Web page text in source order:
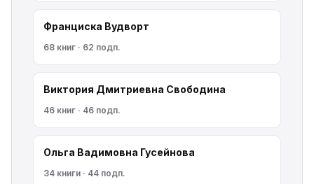
Франциска Вудворт
68 книг · 62 подп.
Виктория Дмитриевна Свободина
46 книг · 46 подп.
Ольга Вадимовна Гусейнова
34 книги · 44 подп.